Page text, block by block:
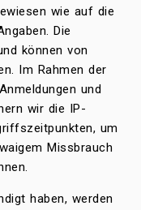
wie auf die
Die
können von
Im Rahmen der
und
wir die IP-
um
Missbrauch
haben, werden